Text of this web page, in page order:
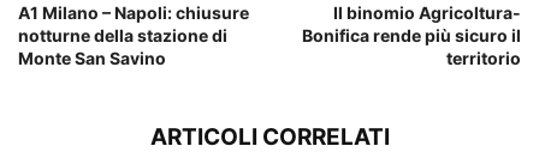
A1 Milano – Napoli: chiusure
notturne della stazione di
Monte San Savino
Il binomio Agricoltura-
Bonifica rende più sicuro il
territorio
ARTICOLI CORRELATI